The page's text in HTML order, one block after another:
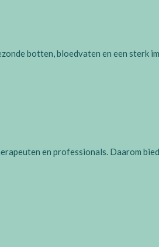
botten, bloedvaten en een sterk
en professionals. Daarom